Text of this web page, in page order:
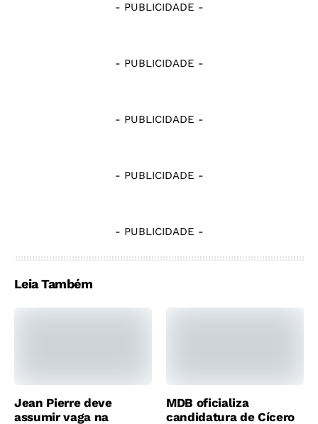
- PUBLICIDADE -
- PUBLICIDADE -
- PUBLICIDADE -
- PUBLICIDADE -
- PUBLICIDADE -
Leia Também
Jean Pierre deve
assumir vaga na
MDB oficializa
candidatura de Cícero